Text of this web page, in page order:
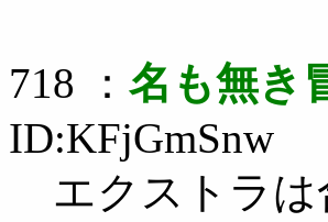
718 ： 名も無き
ID:KFjGmSnw
エクストラ